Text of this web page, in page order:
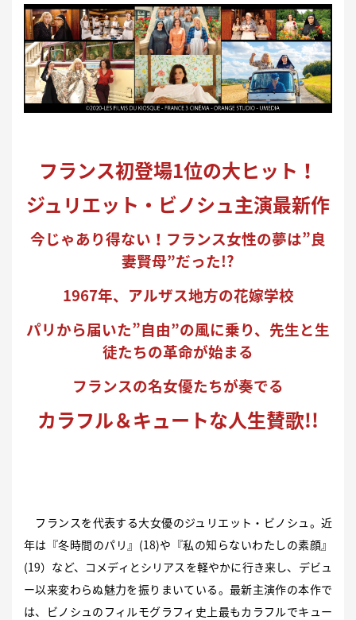
フランス初登場1位の大ヒット！
ジュリエット・ビノシュ主演最新作
今じゃあり得ない！フランス女性の夢は”良
妻賢母”だった!?
1967年、アルザス地方の花嫁学校
パリから届いた”自由”の風に乗り、先生と生
徒たちの革命が始まる
フランスの名女優たちが奏でる
カラフル＆キュートな人生賛歌!!
フランスを代表する大女優のジュリエット・ビノシュ。近
年は『冬時間のパリ』(18)や『私の知らないわたしの素顔』
(19）など、コメディとシリアスを軽やかに行き来し、デビュ
ー以来変わらぬ魅力を振りまいている。最新主演作の本作で
は、ビノシュのフィルモグラフィ史上最もカラフルでキュー